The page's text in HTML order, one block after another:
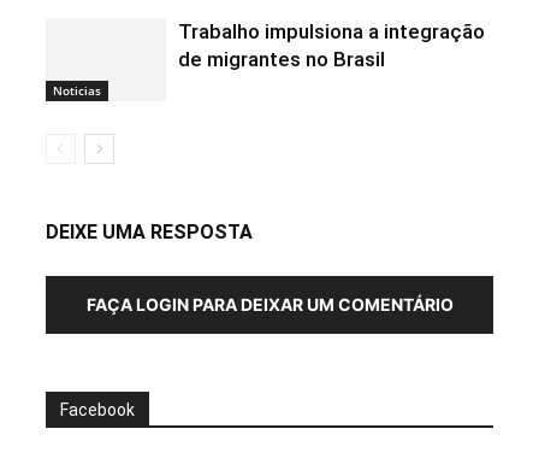
Noticias
Trabalho impulsiona a integração
de migrantes no Brasil
DEIXE UMA RESPOSTA
FAÇA LOGIN PARA DEIXAR UM COMENTÁRIO
Facebook